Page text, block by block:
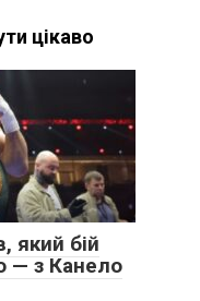
цікаво
який бій
— з Канело